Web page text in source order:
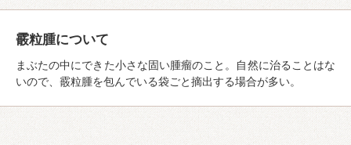
霰粒腫について
まぶたの中にできた小さな固い腫瘤のこと。自然に治ることはな
いので、霰粒腫を包んでいる袋ごと摘出する場合が多い。